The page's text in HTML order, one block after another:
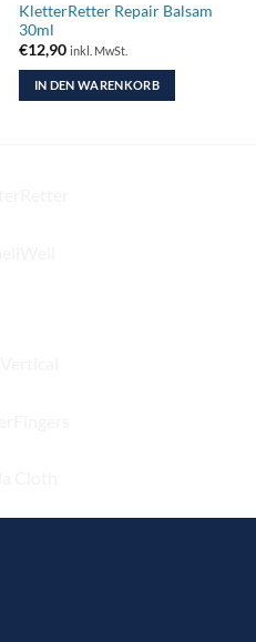
KletterRetter Repair Balsam
30ml
€12,90 inkl. MwSt.
IN DEN WARENKORB